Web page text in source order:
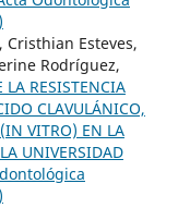
Esteves,
Rodríguez,
RESISTENCIA
CLAVULÁNICO,
VITRO) EN LA
UNIVERSIDAD